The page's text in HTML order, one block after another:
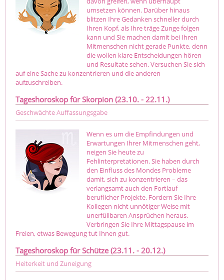
umsetzen können. Darüber hinaus
blitzen Ihre Gedanken schneller durch
Ihren Kopf, als Ihre träge Zunge folgen
kann und Sie machen damit bei Ihren
Mitmenschen nicht gerade Punkte, denn
die wollen klare Entscheidungen hören
und Resultate sehen. Versuchen Sie sich
auf eine Sache zu konzentrieren und die anderen
aufzuschreiben.
Tageshoroskop für Skorpion (23.10. - 22.11.)
Geschwächte Auffassungsgabe
Wenn es um die Empfindungen und
Erwartungen Ihrer Mitmenschen geht,
neigen Sie heute zu
Fehlinterpretationen. Sie haben durch
den Einfluss des Mondes Probleme
damit, sich zu konzentrieren – das
verlangsamt auch den Fortlauf
beruflicher Projekte. Fordern Sie Ihre
Kollegen nicht unnötiger Weise mit
unerfüllbaren Ansprüchen heraus.
Verbringen Sie Ihre Mittagspause im
Freien, etwas Bewegung tut Ihnen gut.
Tageshoroskop für Schütze (23.11. - 20.12.)
Heiterkeit und Zuneigung